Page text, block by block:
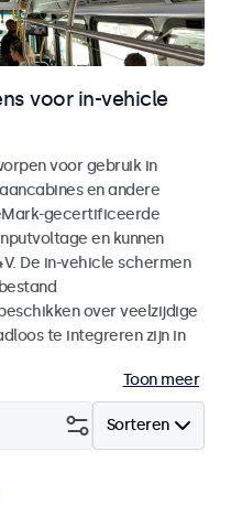
voor in-vehicle
voor gebruik in
en andere
gecertificeerde
en kunnen
De in-vehicle schermen
over veelzijdige
te integreren zijn in
Toon meer
Sorteren